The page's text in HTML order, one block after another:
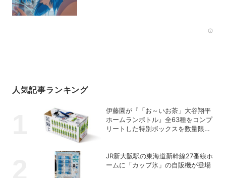
人気記事ランキング
伊藤園が『「お～いお茶」大谷翔平
ホームランボトル』全63種をコンプ
リートした特別ボックスを数量限定
JR新大阪駅の東海道新幹線27番線ホ
ームに「カップ氷」の自販機が登場